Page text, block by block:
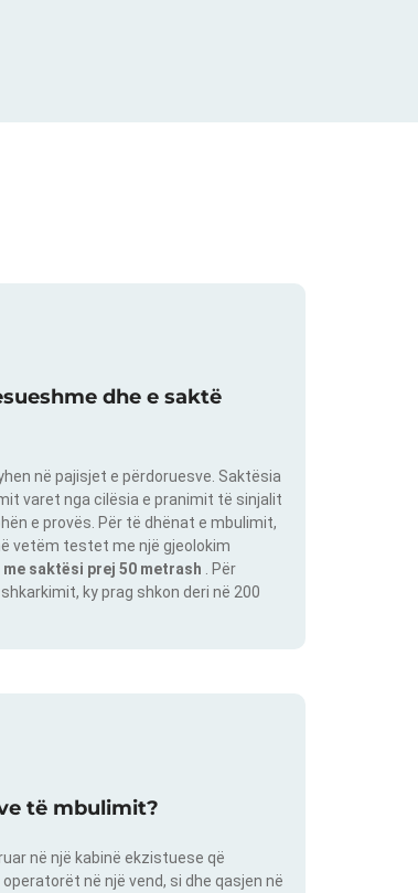
dhe e saktë
në pajisjet e përdoruesve. Saktësia
varet nga cilësia e pranimit të sinjalit
e provës. Për të dhënat e mbulimit,
vetëm testet me një gjeolokim
me saktësi prej 50 metrash
. Për
ky prag shkon deri në 200
të mbulimit?
në një kabinë ekzistuese që
në një vend, si dhe qasjen në